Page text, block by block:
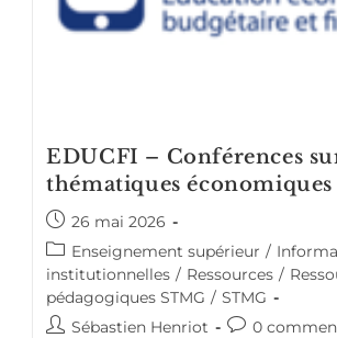
EDUCFI – Conférences
thématiques économiques
26 mai 2026
Enseignement supérieur /
institutionnelles / Ressources /
pédagogiques STMG / STMG
Sébastien Henriot
0